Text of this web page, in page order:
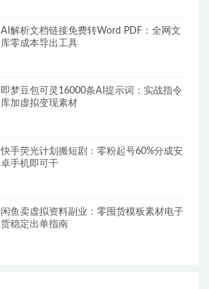
AI解析文档链接免费转Word PDF：全网文
库零成本导出工具
即梦豆包可灵16000条AI提示词：实战指令
库加虚拟变现素材
快手荧光计划搬短剧：零粉起号60%分成安
卓手机即可干
闲鱼卖虚拟资料副业：零囤货模板素材电子
货稳定出单指南